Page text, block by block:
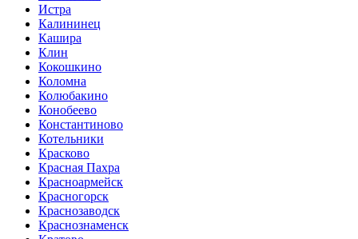
Истра
Калининец
Кашира
Клин
Кокошкино
Коломна
Колюбакино
Конобеево
Константиново
Котельники
Красково
Красная Пахра
Красноармейск
Красногорск
Краснозаводск
Краснознаменск